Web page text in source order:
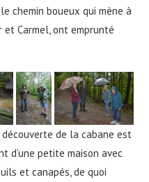
chemin boueux qui mène à
et Carmel, ont emprunté
de la cabane est
d’une petite maison avec
et canapés, de quoi